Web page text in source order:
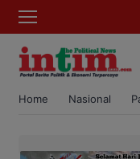
Home Nasional